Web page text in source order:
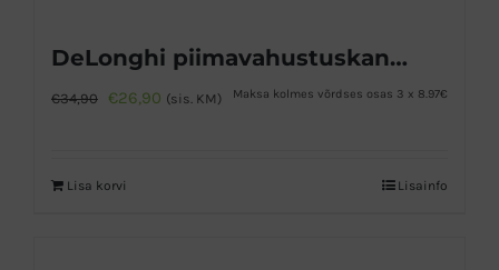
DeLonghi piimavahustuskann 500ml
€34,90 Algne
€34,90.
€26,90 Praegune
(sis. KM) Maksa kolmes võrdses osas 3 x 8.97€
Lisa korvi Lisainfo